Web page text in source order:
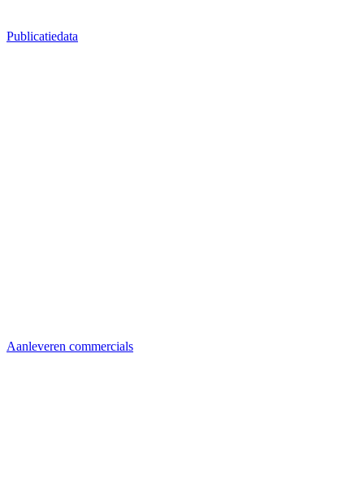
Publicatiedata
Aanleveren commercials